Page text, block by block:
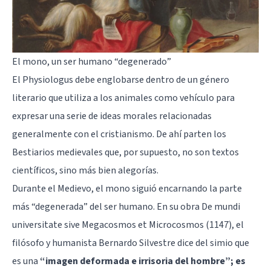
El mono, un ser humano “degenerado”
El Physiologus debe englobarse dentro de un género
literario que utiliza a los animales como vehículo para
expresar una serie de ideas morales relacionadas
generalmente con el cristianismo. De ahí parten los
Bestiarios medievales que, por supuesto, no son textos
científicos, sino más bien alegorías.
Durante el Medievo, el mono siguió encarnando la parte
más “degenerada” del ser humano. En su obra De mundi
universitate sive Megacosmos et Microcosmos (1147), el
filósofo y humanista Bernardo Silvestre dice del simio que
es una “imagen deformada e irrisoria del hombre”; es